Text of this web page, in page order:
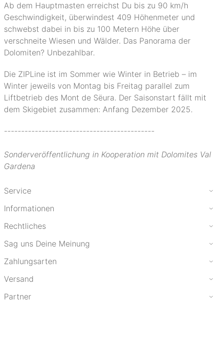
Ab dem Hauptmasten erreichst Du bis zu 90 km/h
Geschwindigkeit, überwindest 409 Höhenmeter und
schwebst dabei in bis zu 100 Metern Höhe über
verschneite Wiesen und Wälder. Das Panorama der
Dolomiten? Unbezahlbar.
Die ZIPLine ist im Sommer wie Winter in Betrieb – im
Winter jeweils von Montag bis Freitag parallel zum
Liftbetrieb des Mont de Sëura. Der Saisonstart fällt mit
dem Skigebiet zusammen: Anfang Dezember 2025.
--------------------------------------------
Sonderveröffentlichung in Kooperation mit Dolomites Val
Gardena
Service
Informationen
Rechtliches
Sag uns Deine Meinung
Zahlungsarten
Versand
Partner